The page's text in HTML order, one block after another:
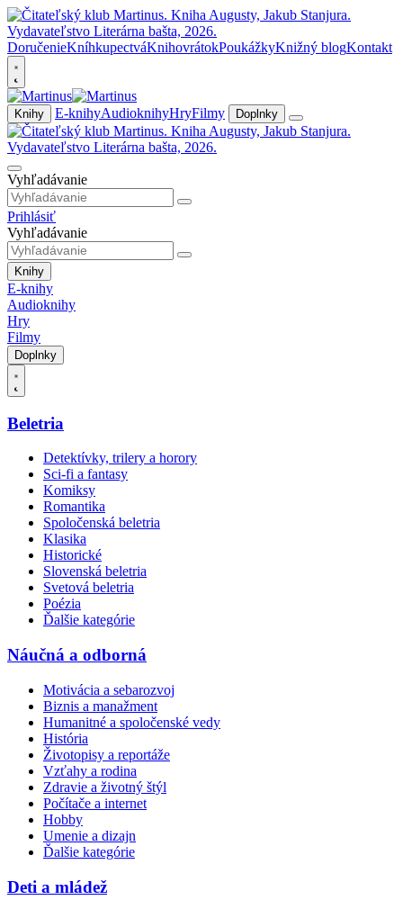
DoručenieKníhkupectváKnihovrátokPoukážkyKnižný blogKontakt
Knihy E-knihyAudioknihyHryFilmy Doplnky
Vyhľadávanie
Prihlásiť
Vyhľadávanie
Knihy
E-knihy
Audioknihy
Hry
Filmy
Doplnky
Beletria
Detektívky, trilery a horory
Sci-fi a fantasy
Komiksy
Romantika
Spoločenská beletria
Klasika
Historické
Slovenská beletria
Svetová beletria
Poézia
Ďalšie kategórie
Náučná a odborná
Motivácia a sebarozvoj
Biznis a manažment
Humanitné a spoločenské vedy
História
Životopisy a reportáže
Vzťahy a rodina
Zdravie a životný štýl
Počítače a internet
Hobby
Umenie a dizajn
Ďalšie kategórie
Deti a mládež